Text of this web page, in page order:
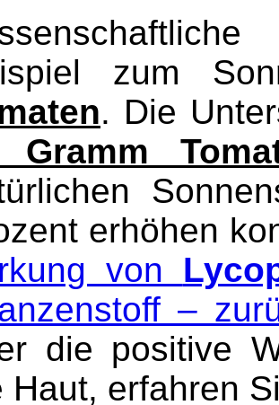
zum
. Die
Gramm
erhöhen
von
–
die positive
Haut, erfahren